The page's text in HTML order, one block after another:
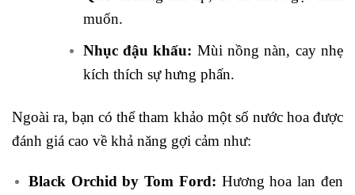
muốn.
Nhục đậu khấu: Mùi nồng nàn, cay nhẹ
kích thích sự hưng phấn.
Ngoài ra, bạn có thể tham khảo một số nước hoa được
đánh giá cao về khả năng gợi cảm như:
Black Orchid by Tom Ford: Hương hoa lan đen